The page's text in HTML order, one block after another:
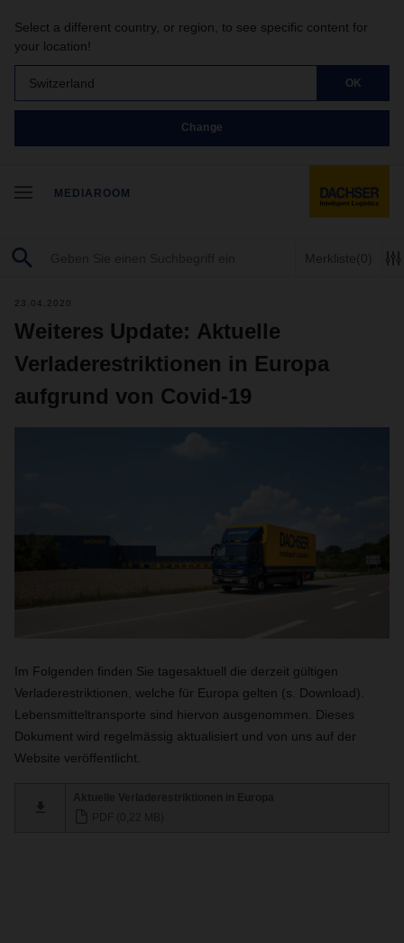
Select a different country, or region, to see specific content for
your location!
Switzerland OK
Change
MEDIAROOM
Merkliste(0)
23.04.2020
Weiteres Update: Aktuelle
Verladerestriktionen in Europa
aufgrund von Covid-19
Im Folgenden finden Sie tagesaktuell die derzeit gültigen
Verladerestriktionen, welche für Europa gelten (s. Download).
Lebensmitteltransporte sind hiervon ausgenommen. Dieses
Dokument wird regelmässig aktualisiert und von uns auf der
Website veröffentlicht.